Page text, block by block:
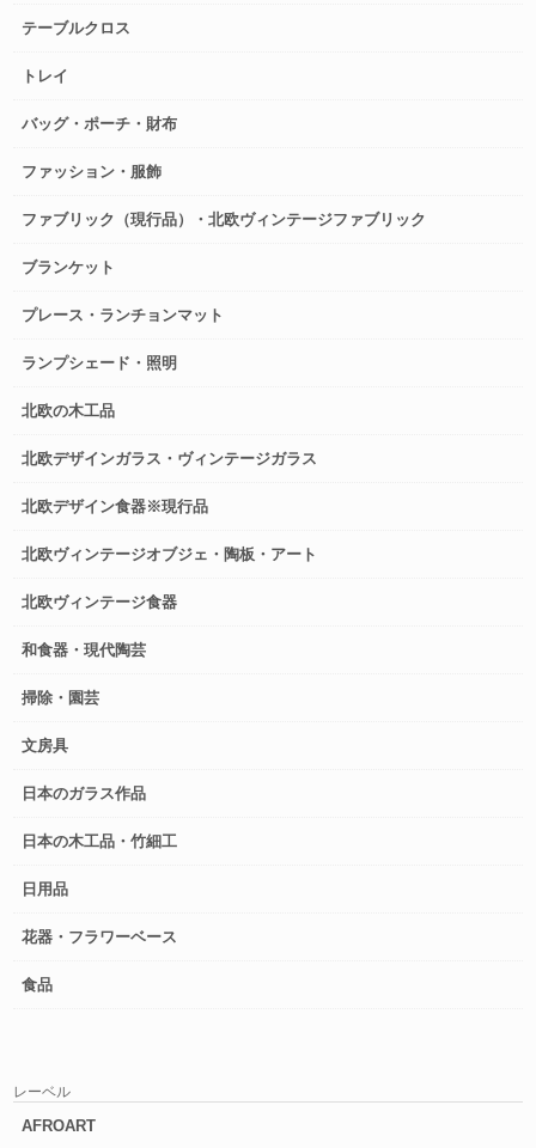
テーブルクロス
トレイ
バッグ・ポーチ・財布
ファッション・服飾
ファブリック（現行品）・北欧ヴィンテージファブリック
ブランケット
プレース・ランチョンマット
ランプシェード・照明
北欧の木工品
北欧デザインガラス・ヴィンテージガラス
北欧デザイン食器※現行品
北欧ヴィンテージオブジェ・陶板・アート
北欧ヴィンテージ食器
和食器・現代陶芸
掃除・園芸
文房具
日本のガラス作品
日本の木工品・竹細工
日用品
花器・フラワーベース
食品
レーベル
AFROART